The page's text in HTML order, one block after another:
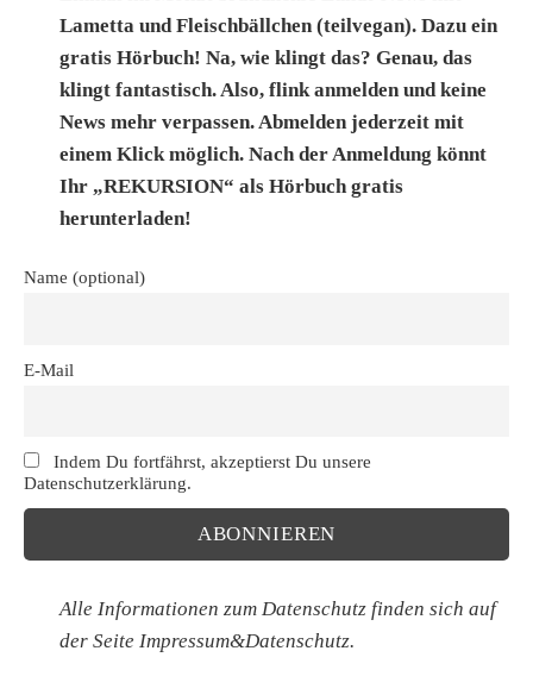
Lametta und Fleischbällchen (teilvegan). Dazu ein
gratis Hörbuch! Na, wie klingt das? Genau, das
klingt fantastisch. Also, flink anmelden und keine
News mehr verpassen. Abmelden jederzeit mit
einem Klick möglich. Nach der Anmeldung könnt
Ihr „REKURSION“ als Hörbuch gratis
herunterladen!
Name (optional)
E-Mail
Indem Du fortfährst, akzeptierst Du unsere
Datenschutzerklärung.
Alle Informationen zum Datenschutz finden sich auf
der Seite Impressum&Datenschutz.